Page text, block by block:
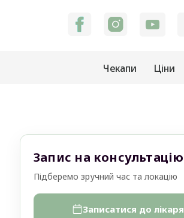
Чекапи Ціни
Запис на консультацію
Підберемо зручний час та локацію
Записатися до лікаря